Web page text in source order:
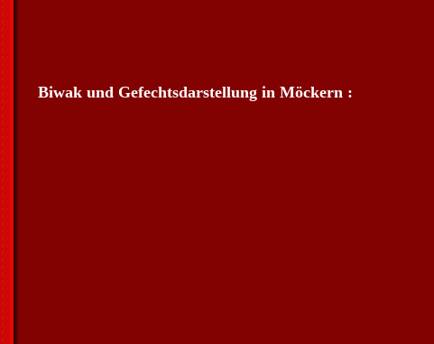
Biwak und Gefechtsdarstellung in Möckern :